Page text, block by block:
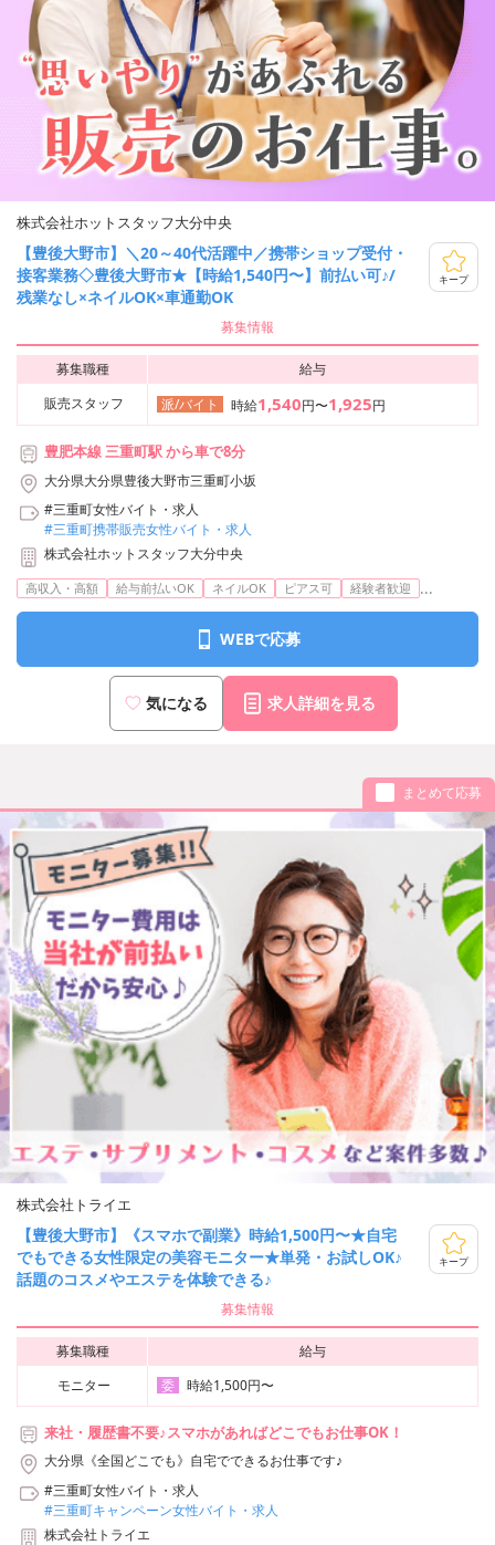
株式会社ホットスタッフ大分中央
【豊後大野市】＼20～40代活躍中／携帯ショップ受付・
接客業務◇豊後大野市★【時給1,540円〜】前払い可♪/
残業なし×ネイルOK×車通勤OK
キープ
募集情報
募集職種
給与
販売スタッフ
派/バイト 時給1,540円〜1,925円
豊肥本線 三重町駅 から車で8分
大分県大分県豊後大野市三重町小坂
#三重町女性バイト・求人
#三重町携帯販売女性バイト・求人
株式会社ホットスタッフ大分中央
高収入・高額 給与前払いOK ネイルOK ピアス可 経験者歓迎 ...
WEBで応募
気になる 求人詳細を見る
まとめて応募
株式会社トライエ
【豊後大野市】《スマホで副業》時給1,500円〜★自宅
でもできる女性限定の美容モニター★単発・お試しOK♪
話題のコスメやエステを体験できる♪
キープ
募集情報
募集職種
給与
モニター
委 時給1,500円〜
来社・履歴書不要♪スマホがあればどこでもお仕事OK！
大分県《全国どこでも》自宅でできるお仕事です♪
#三重町女性バイト・求人
#三重町キャンペーン女性バイト・求人
株式会社トライエ